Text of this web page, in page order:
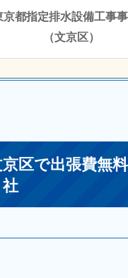
京都指定排水設備工事
（文京区）
区で出張費無